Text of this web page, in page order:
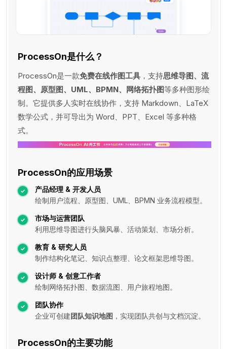
ProcessOn是什么？
ProcessOn是一款免费在线作图工具 ，支持思维导图、流
程图、原型图、UML、BPMN、网络拓扑图等多种图形绘
制。它提供多人实时在线协作，支持 Markdown、LaTeX
数学公式，并可导出为 Word、PPT、Excel 等多种格
式。
ProcessOn的应用场景
产品经理 & 开发人员
绘制用户流程、原型图、UML、BPMN 业务流程模型。
市场与运营团队
利用思维导图进行头脑风暴、活动策划、市场分析。
教育 & 研究人员
制作结构化笔记、知识点整理、论文框架思维导图。
设计师 & 创意工作者
绘制网络拓扑图、数据流图、用户旅程地图。
团队协作
企业可创建团队知识地图 ，实现团队共创与文档沉淀。
ProcessOn的主要功能